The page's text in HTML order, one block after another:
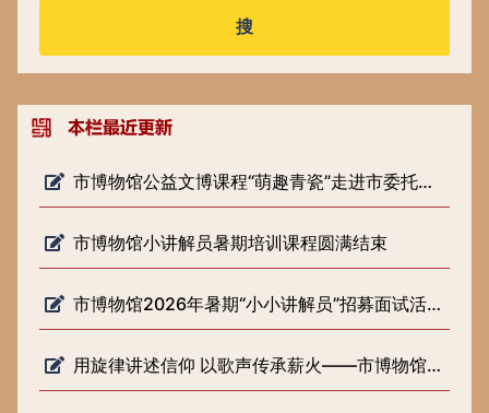
搜
市博物馆公益文博课程“萌趣青瓷”走进市委托管课堂
市博物馆小讲解员暑期培训课程圆满结束
市博物馆2026年暑期“小小讲解员”招募面试活动圆满落幕
用旋律讲述信仰 以歌声传承薪火——市博物馆开展《歌声里的长征路》 微宣讲活动